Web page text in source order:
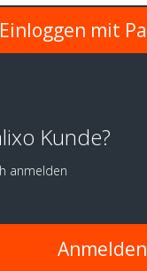
Kunde?
anmelden
Anmelden